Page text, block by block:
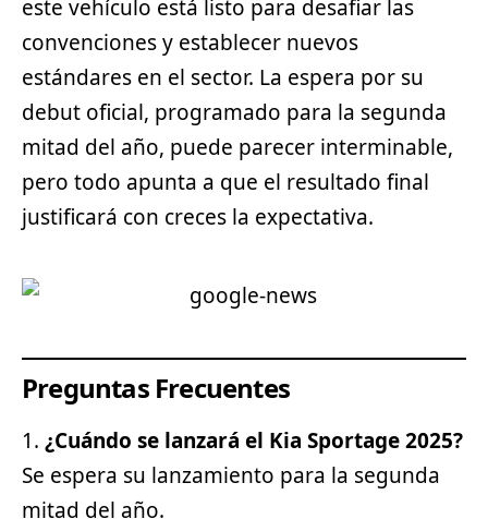
este vehículo está listo para desafiar las
convenciones y establecer nuevos
estándares en el sector. La espera por su
debut oficial, programado para la segunda
mitad del año, puede parecer interminable,
pero todo apunta a que el resultado final
justificará con creces la expectativa.
Preguntas Frecuentes
¿Cuándo se lanzará el Kia Sportage 2025?
Se espera su lanzamiento para la segunda
mitad del año.